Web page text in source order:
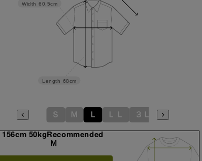
Length 68cm
Width 60.5cm
Ｓ Ｍ Ｌ ＬＬ ３Ｌ
156cm 50kgRecommended
Ｍ